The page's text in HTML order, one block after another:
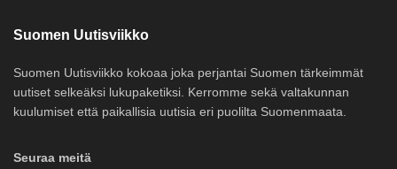
Suomen Uutisviikko
Suomen Uutisviikko kokoaa joka perjantai Suomen tärkeimmät
uutiset selkeäksi lukupaketiksi. Kerromme sekä valtakunnan
kuulumiset että paikallisia uutisia eri puolilta Suomenmaata.
Seuraa meitä